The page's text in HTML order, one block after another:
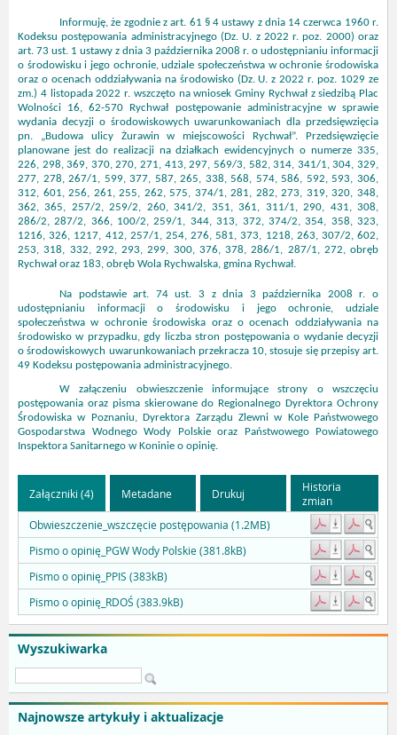
Wyszukiwarka
Najnowsze artykuły i aktualizacje
Informuję, że zgodnie z art. 61 § 4 ustawy z dnia 14 czerwca 1960 r.
Kodeksu postępowania administracyjnego (Dz. U. z 2022 r. poz. 2000) oraz
art. 73 ust. 1 ustawy z dnia 3 października 2008 r. o udostępnianiu informacji
o środowisku i jego ochronie, udziale społeczeństwa w ochronie środowiska
oraz o ocenach oddziaływania na środowisko (Dz. U. z 2022 r. poz. 1029 ze
zm.) 4 listopada 2022 r. wszczęto na wniosek Gminy Rychwał z siedzibą Plac
Wolności 16, 62-570 Rychwał postępowanie administracyjne w sprawie
wydania decyzji o środowiskowych uwarunkowaniach dla przedsięwzięcia
pn. „Budowa ulicy Żurawin w miejscowości Rychwał”. Przedsięwzięcie
planowane jest do realizacji na działkach ewidencyjnych o numerze 335,
226, 298, 369, 370, 270, 271, 413, 297, 569/3, 582, 314, 341/1, 304, 329,
277, 278, 267/1, 599, 377, 587, 265, 338, 568, 574, 586, 592, 593, 306,
312, 601, 256, 261, 255, 262, 575, 374/1, 281, 282, 273, 319, 320, 348,
362, 365, 257/2, 259/2, 260, 341/2, 351, 361, 311/1, 290, 431, 308,
286/2, 287/2, 366, 100/2, 259/1, 344, 313, 372, 374/2, 354, 358, 323,
1216, 326, 1217, 412, 257/1, 254, 276, 581, 373, 1218, 263, 307/2, 602,
253, 318, 332, 292, 293, 299, 300, 376, 378, 286/1, 287/1, 272, obręb
Rychwał oraz 183, obręb Wola Rychwalska, gmina Rychwał.
Na podstawie art. 74 ust. 3 z dnia 3 października 2008 r. o
udostępnianiu informacji o środowisku i jego ochronie, udziale
społeczeństwa w ochronie środowiska oraz o ocenach oddziaływania na
środowisko w przypadku, gdy liczba stron postępowania o wydanie decyzji
o środowiskowych uwarunkowaniach przekracza 10, stosuje się przepisy art.
49 Kodeksu postępowania administracyjnego.
W załączeniu obwieszczenie informujące strony o wszczęciu
postępowania oraz pisma skierowane do Regionalnego Dyrektora Ochrony
Środowiska w Poznaniu, Dyrektora Zarządu Zlewni w Kole Państwowego
Gospodarstwa Wodnego Wody Polskie oraz Państwowego Powiatowego
Inspektora Sanitarnego w Koninie o opinię.
Załączniki (4) Metadane Drukuj
Historia
zmian
Obwieszczenie_wszczęcie postępowania (1.2MB)
Pismo o opinię_PGW Wody Polskie (381.8kB)
Pismo o opinię_PPIS (383kB)
Pismo o opinię_RDOŚ (383.9kB)